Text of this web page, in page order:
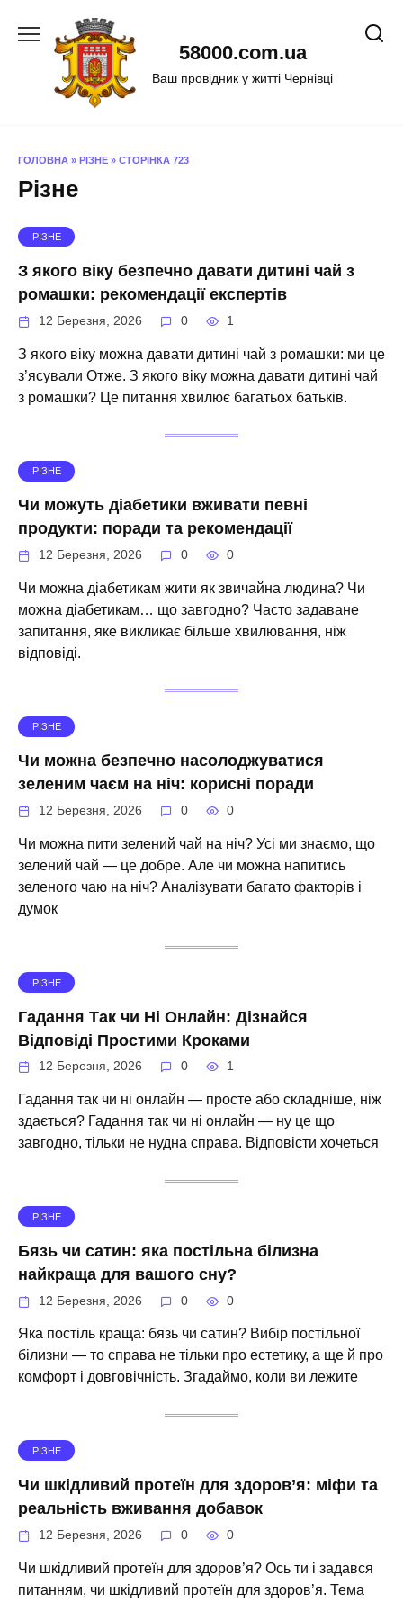
58000.com.ua
Ваш провідник у житті Чернівці
ГОЛОВНА » РІЗНЕ » СТОРІНКА 723
Різне
РІЗНЕ
З якого віку безпечно давати дитині чай з
ромашки: рекомендації експертів
12 Березня, 2026 0 1
З якого віку можна давати дитині чай з ромашки: ми це
з’ясували Отже. З якого віку можна давати дитині чай
з ромашки? Це питання хвилює багатьох батьків.
РІЗНЕ
Чи можуть діабетики вживати певні
продукти: поради та рекомендації
12 Березня, 2026 0 0
Чи можна діабетикам жити як звичайна людина? Чи
можна діабетикам… що завгодно? Часто задаване
запитання, яке викликає більше хвилювання, ніж
відповіді.
РІЗНЕ
Чи можна безпечно насолоджуватися
зеленим чаєм на ніч: корисні поради
12 Березня, 2026 0 0
Чи можна пити зелений чай на ніч? Усі ми знаємо, що
зелений чай — це добре. Але чи можна напитись
зеленого чаю на ніч? Аналізувати багато факторів і
думок
РІЗНЕ
Гадання Так чи Ні Онлайн: Дізнайся
Відповіді Простими Кроками
12 Березня, 2026 0 1
Гадання так чи ні онлайн — просте або складніше, ніж
здається? Гадання так чи ні онлайн — ну це що
завгодно, тільки не нудна справа. Відповісти хочеться
РІЗНЕ
Бязь чи сатин: яка постільна білизна
найкраща для вашого сну?
12 Березня, 2026 0 0
Яка постіль краща: бязь чи сатин? Вибір постільної
білизни — то справа не тільки про естетику, а ще й про
комфорт і довговічність. Згадаймо, коли ви лежите
РІЗНЕ
Чи шкідливий протеїн для здоров’я: міфи та
реальність вживання добавок
12 Березня, 2026 0 0
Чи шкідливий протеїн для здоров’я? Ось ти і задався
питанням, чи шкідливий протеїн для здоров’я. Тема